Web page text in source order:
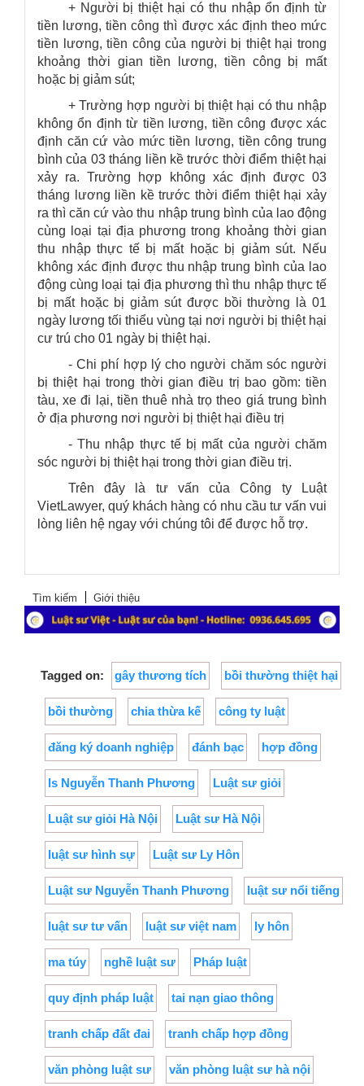
+ Người bị thiệt hại có thu nhập ổn định từ
tiền lương, tiền công thì được xác định theo mức
tiền lương, tiền công của người bị thiệt hại trong
khoảng thời gian tiền lương, tiền công bị mất
hoặc bị giảm sút;
+ Trường hợp người bị thiệt hại có thu nhập
không ổn định từ tiền lương, tiền công được xác
định căn cứ vào mức tiền lương, tiền công trung
bình của 03 tháng liền kề trước thời điểm thiệt hại
xảy ra. Trường hợp không xác định được 03
tháng lương liền kề trước thời điểm thiệt hại xảy
ra thì căn cứ vào thu nhập trung bình của lao động
cùng loại tại địa phương trong khoảng thời gian
thu nhập thực tế bị mất hoặc bị giảm sút. Nếu
không xác định được thu nhập trung bình của lao
động cùng loại tại địa phương thì thu nhập thực tế
bị mất hoặc bị giảm sút được bồi thường là 01
ngày lương tối thiểu vùng tại nơi người bị thiệt hại
cư trú cho 01 ngày bị thiệt hại.
- Chi phí hợp lý cho người chăm sóc người
bị thiệt hại trong thời gian điều trị bao gồm: tiền
tàu, xe đi lại, tiền thuê nhà trọ theo giá trung bình
ở địa phương nơi người bị thiệt hại điều trị
- Thu nhập thực tế bị mất của người chăm
sóc người bị thiệt hại trong thời gian điều trị.
Trên đây là tư vấn củaCông ty Luật
VietLawyer, quý khách hàng có nhu cầu tư vấn vui
lòng liên hệ ngay với chúng tôi để được hỗ trợ.
Tìm kiếm Giới thiệu
Tagged on: gây thương tích bồi thường thiệt hại
bồi thường chia thừa kế công ty luật
đăng ký doanh nghiệp đánh bạc hợp đồng
ls Nguyễn Thanh Phương Luật sư giỏi
Luật sư giỏi Hà Nội Luật sư Hà Nội
luật sư hình sự Luật sư Ly Hôn
Luật sư Nguyễn Thanh Phương luật sư nổi tiếng
luật sư tư vấn luật sư việt nam ly hôn
ma túy nghề luật sư Pháp luật
quy định pháp luật tai nạn giao thông
tranh chấp đất đai tranh chấp hợp đồng
văn phòng luật sư văn phòng luật sư hà nội